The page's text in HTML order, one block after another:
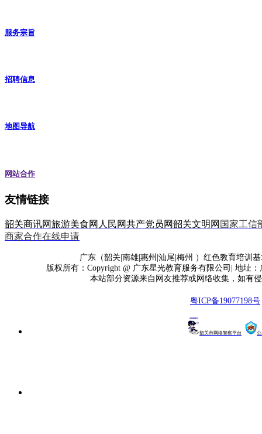
服务宗旨
招聘信息
地图导航
网站合作
友情链接
韶关商讯网旅游美食网 人民网共产党员网韶关文明网 国家工信
商家合作在线申请
广东（韶关|南雄|惠州|汕尾|梅州 ）红色教育培训
版权所有：Copyright @ 广东星光教育服务有限公司| 地址
本站部分资源来自网友推荐或网络收集，如有
粤ICP备19077198号
韶关市网络警察平台 公